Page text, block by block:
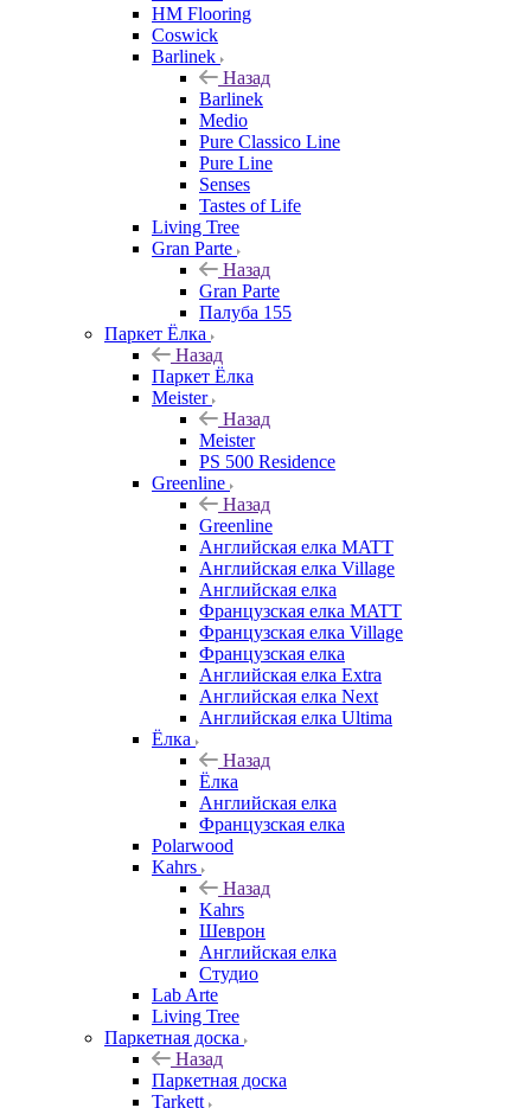
HM Flooring
Coswick
Barlinek
Назад
Barlinek
Medio
Pure Classico Line
Pure Line
Senses
Tastes of Life
Living Tree
Gran Parte
Назад
Gran Parte
Палуба 155
Паркет Ёлка
Назад
Паркет Ёлка
Meister
Назад
Meister
PS 500 Residence
Greenline
Назад
Greenline
Английская елка MATT
Английская елка Village
Английская елка
Французская елка MATT
Французская елка Village
Французская елка
Английская елка Extra
Английская елка Next
Английская елка Ultima
Ёлка
Назад
Ёлка
Английская елка
Французская елка
Polarwood
Kahrs
Назад
Kahrs
Шеврон
Английская елка
Студио
Lab Arte
Living Tree
Паркетная доска
Назад
Паркетная доска
Tarkett